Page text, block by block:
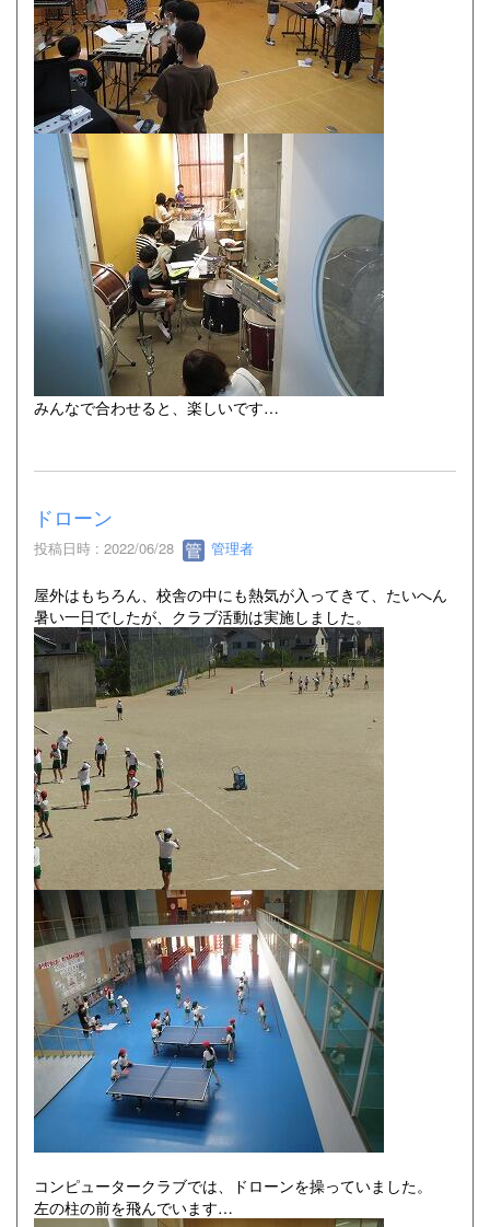
みんなで合わせると、楽しいです…
ドローン
投稿日時 : 2022/06/28 管理者
屋外はもちろん、校舎の中にも熱気が入ってきて、たいへん
暑い一日でしたが、クラブ活動は実施しました。
コンピュータークラブでは、ドローンを操っていました。
左の柱の前を飛んでいます…